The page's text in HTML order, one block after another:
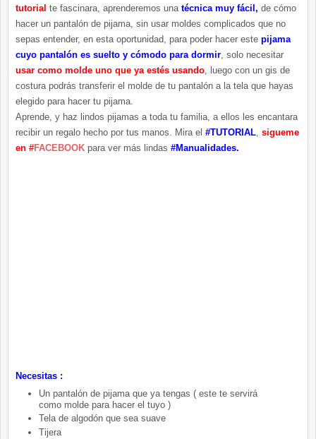
tutorial te fascinara, aprenderemos una técnica muy fácil, de cómo
hacer un pantalón de pijama, sin usar moldes complicados que no
sepas entender, en esta oportunidad, para poder hacer este pijama
cuyo pantalón es suelto y cómodo para dormir , solo necesitar
usar como molde uno que ya estés usando , luego con un gis de
costura podrás transferir el molde de tu pantalón a la tela que hayas
elegido para hacer tu pijama.
Aprende, y haz lindos pijamas a toda tu familia, a ellos les encantara
recibir un regalo hecho por tus manos. Mira el #TUTORIAL sigueme
en #FACEBOOK para ver más lindas #Manualidades.
Necesitas :
Un pantalón de pijama que ya tengas ( este te servirá
como molde para hacer el tuyo )
Tela de algodón que sea suave
Tijera